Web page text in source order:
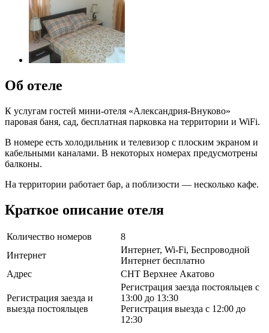
Об отеле
К услугам гостей мини-отеля «Александрия-Внуково»
паровая баня, сад, бесплатная парковка на территории и WiFi.
В номере есть холодильник и телевизор с плоским экраном и
кабельными каналами. В некоторых номерах предусмотрены
балконы.
На территории работает бар, а поблизости — несколько кафе.
Краткое описание отеля
Количество номеров
8
Интернет
Интернет, Wi-Fi, Беспроводной
Интернет бесплатно
Адрес
СНТ Верхнее Акатово
Регистрация заезда и
выезда постояльцев
Регистрация заезда постояльцев с
13:00 до 13:30
Регистрация выезда с 12:00 до
12:30